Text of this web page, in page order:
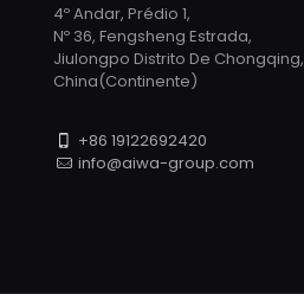
4º Andar, Prédio 1,
Nº 36, Fengsheng Estrada,
Jiulongpo Distrito De Chongqing,
China(Continente)
+86 19122692420
info@aiwa-group.com